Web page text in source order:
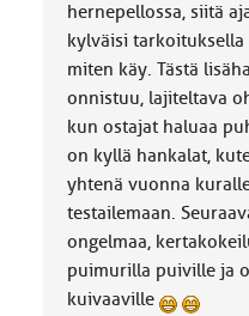
hernepellossa, siitä
kylväisi tarkoituksella
miten käy. Tästä
onnistuu, lajiteltava
kun ostajat haluaa
on kyllä hankalat,
yhtenä vuonna
testailemaan.
ongelmaa,
puimurilla puiville ja
kuivaaville